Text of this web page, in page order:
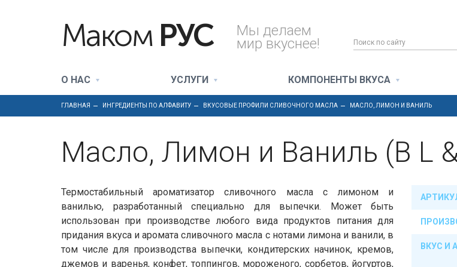
О НАС УСЛУГИ КОМПОНЕНТЫ ВКУСА
Маком РУС Мы делаем
мир вкуснее!
ГЛАВНАЯ ИНГРЕДИЕНТЫ ПО АЛФАВИТУ ВКУСОВЫЕ ПРОФИЛИ СЛИВОЧНОГО МАСЛА МАСЛО, ЛИМОН И ВАНИЛЬ
Масло, Лимон и Ваниль (B L
Термостабильный ароматизатор сливочного масла с лимоном и
ванилью, разработанный специально для выпечки. Может быть
использован при производстве любого вида продуктов питания для
придания вкуса и аромата сливочного масла с нотами лимона и ванили, в
том числе для производства выпечки, кондитерских начинок, кремов,
джемов и варенья, конфет, топпингов, мороженого, сорбетов, йогуртов,
ВКУС И